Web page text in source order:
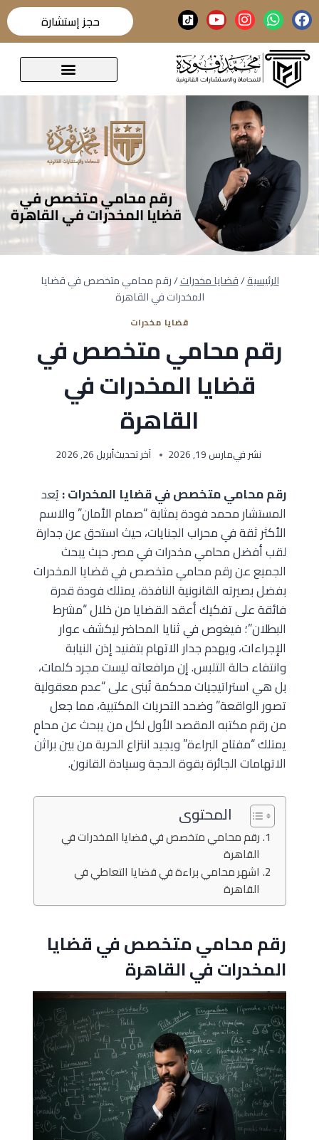
حجز إستشارة
الرئيسية/قضايا مخدرات/رقم محامي متخصص في قضايا
المخدرات في القاهرة
قضايا مخدرات
رقم محامي متخصص في
قضايا المخدرات في
القاهرة
نشر فيمارس 19, 2026 آخر تحديثأبريل 26, 2026
رقم محامي متخصص في قضايا المخدرات :يُعد
المستشار محمد فودة بمثابة “صمام الأمان” والاسم
الأكثر ثقة في محراب الجنايات، حيث استحق عن جدارة
لقب أفضل محامي مخدرات في مصر. حيث يبحث
الجميع عن رقم محامي متخصص في قضايا المخدرات
بفضل بصيرته القانونية النافذة، يمتلك فودة قدرة
فائقة على تفكيك أعقد القضايا من خلال “مشرط
البطلان”؛ فيغوص في ثنايا المحاضر ليكشف عوار
الإجراءات، ويهدم جدار الاتهام بتفنيد إذن النيابة
وانتفاء حالة التلبس. إن مرافعاته ليست مجرد كلمات،
بل هي استراتيجيات محكمة تُبنى على “عدم معقولية
تصور الواقعة” وضحد التحريات المكتبية، مما جعل
من رقم مكتبه المقصد الأول لكل من يبحث عن محامٍ
يمتلك “مفتاح البراءة” ويجيد انتزاع الحرية من بين براثن
الاتهامات الجائرة بقوة الحجة وسيادة القانون.
المحتوى
رقم محامي متخصص في قضايا المخدرات في
القاهرة
اشهر محامي براءة في قضايا التعاطي في
القاهرة
رقم محامي متخصص في قضايا
المخدرات في القاهرة